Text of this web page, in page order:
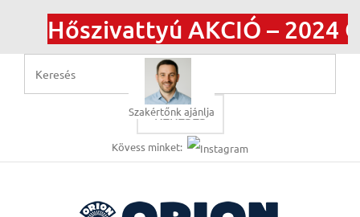
Hőszivattyú AKCIÓ – 2024
KERESÉS
Szakértőnk ajánlja
Kövess minket: